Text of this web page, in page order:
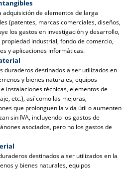
de elementos de larga
(patentes, marcas comerciales, diseños,
los gastos en investigación y desarrollo,
industrial, fondo de comercio,
y aplicaciones informáticas.
duraderos destinados a ser utilizados en
y bienes naturales, equipos
instalaciones técnicas, elementos de
etc.), así como las mejoras,
que prolonguen la vida útil o aumenten
sin IVA, incluyendo los gastos de
asociados, pero no los gastos de
destinados a ser utilizados en la
y bienes naturales, equipos